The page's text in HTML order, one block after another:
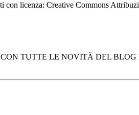
con licenza: Creative Commons
TUTTE LE NOVITÀ DEL BLOG